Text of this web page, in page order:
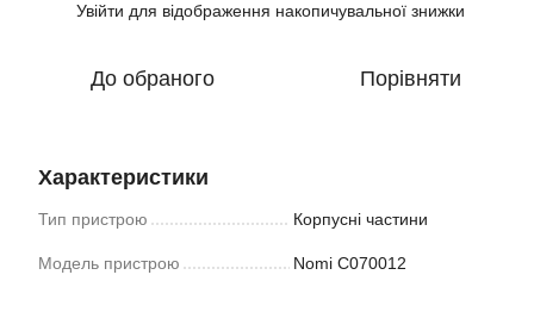
Увійти для відображення накопичувальної знижки
До обраного Порівняти
Характеристики
Тип пристрою Корпусні частини
Модель пристрою Nomi C070012